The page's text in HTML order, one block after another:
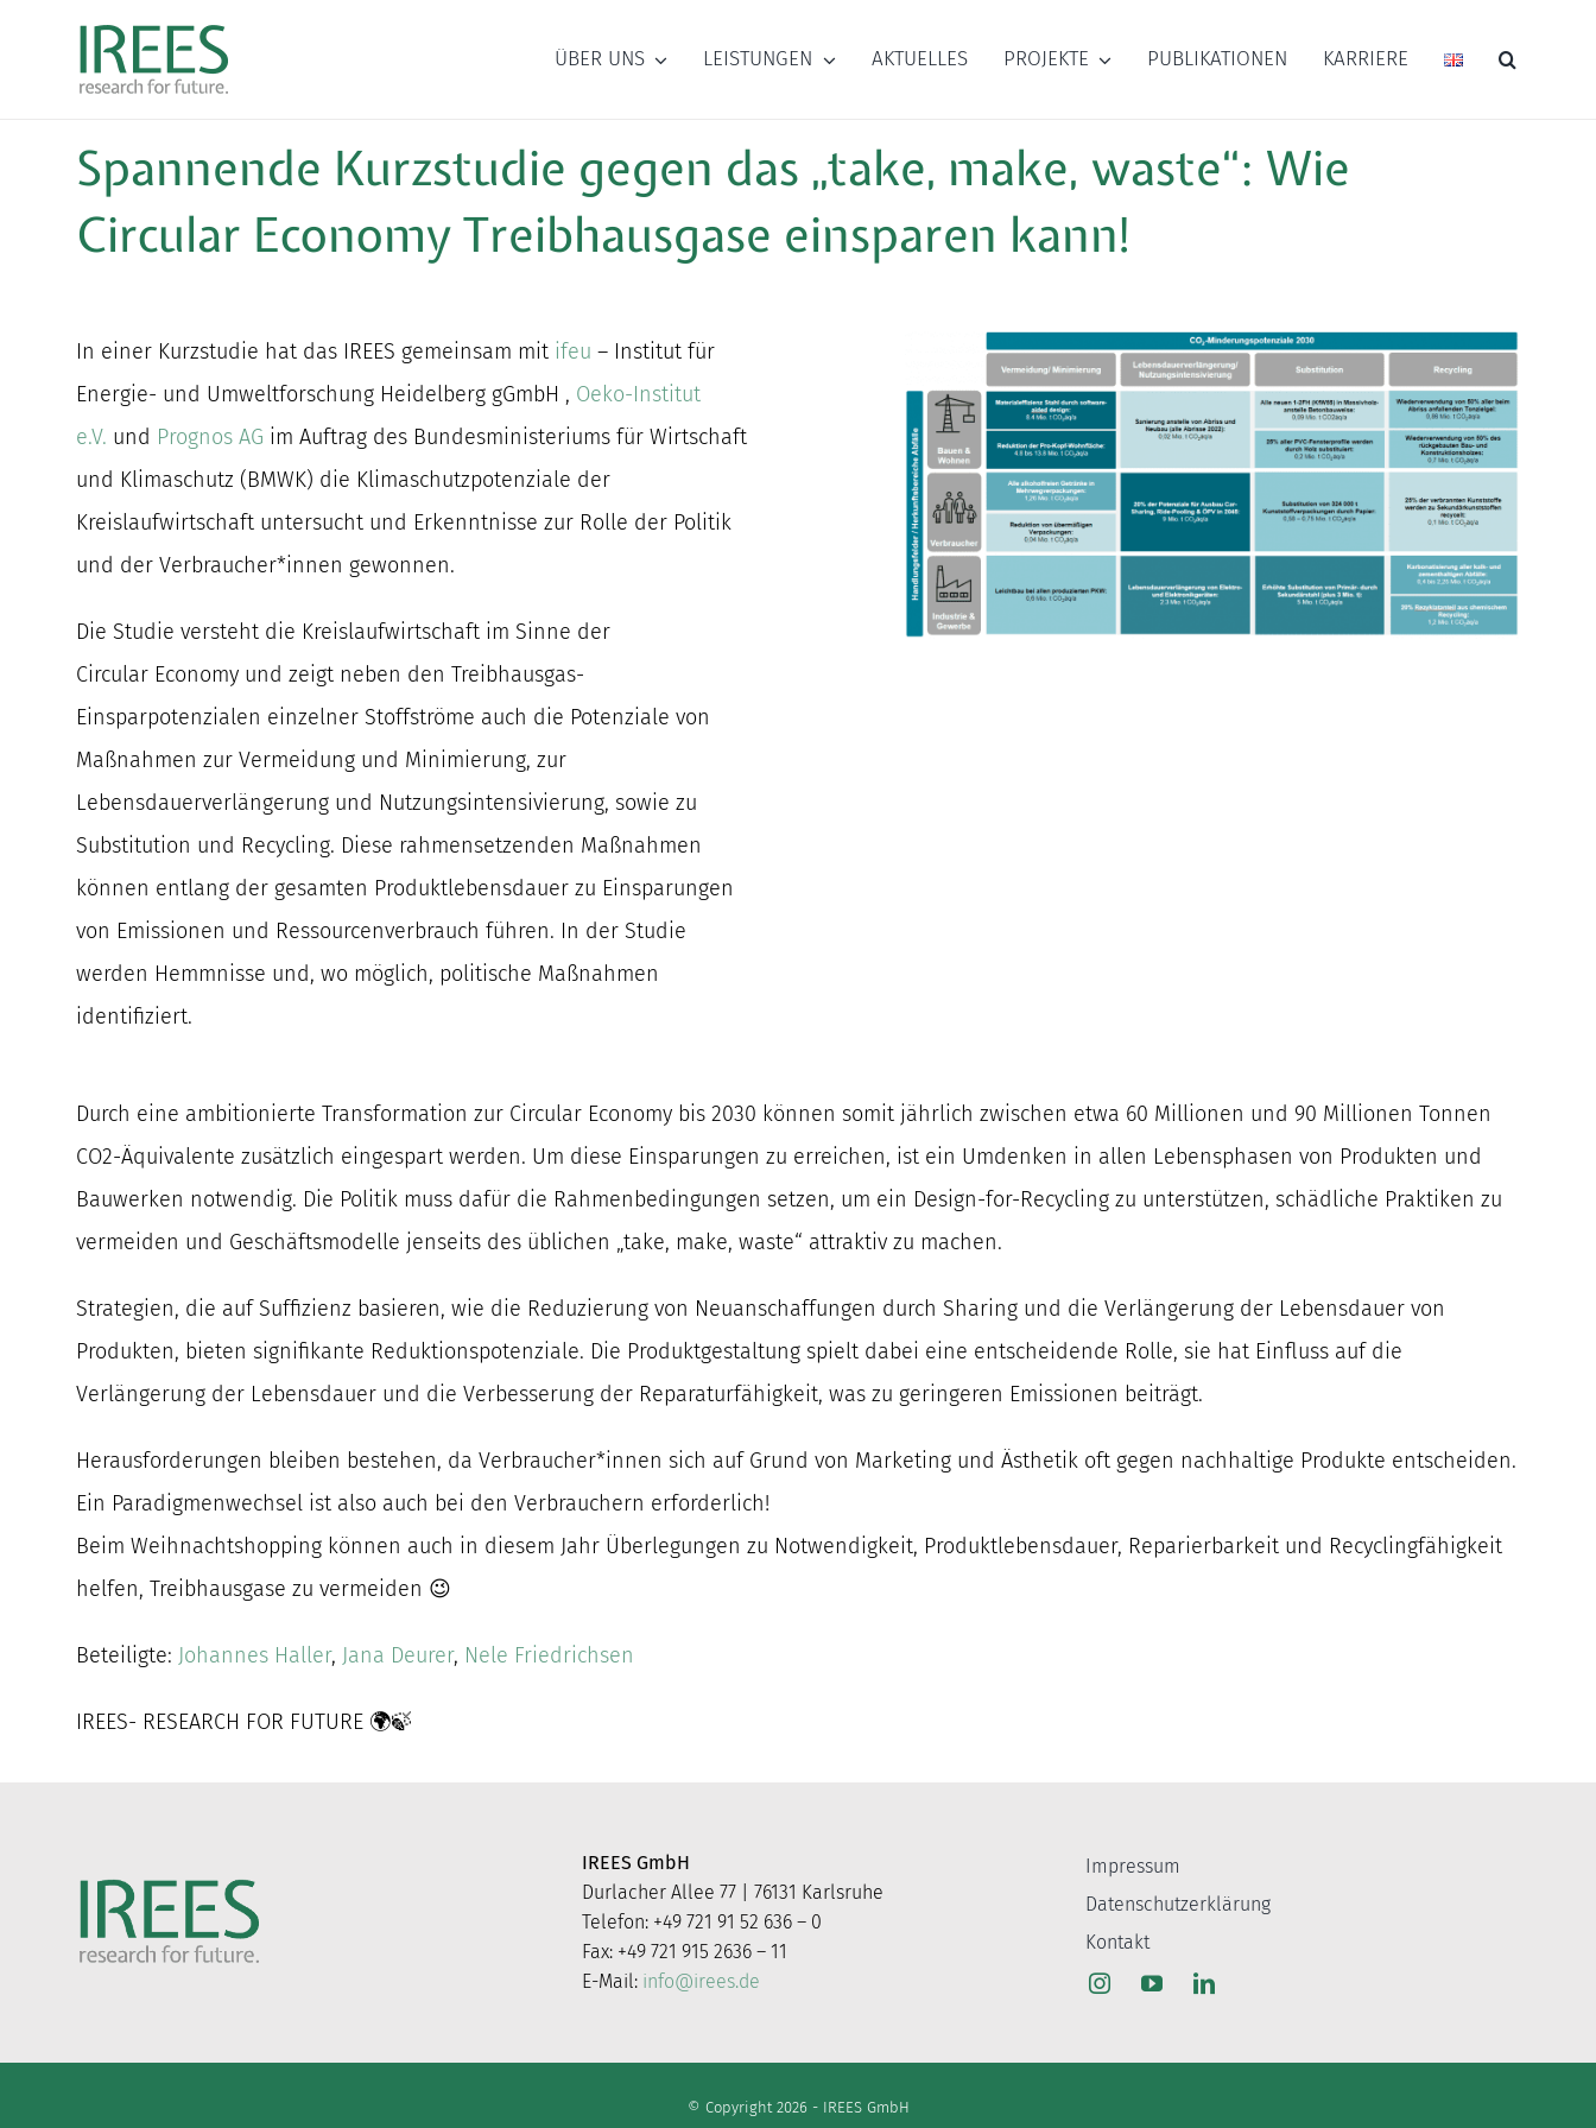
ÜBER UNS LEISTUNGEN AKTUELLES PROJEKTE PUBLIKATIONEN KARRIERE
Spannende Kurzstudie gegen das „take, make, waste“: Wie
Circular Economy Treibhausgase einsparen kann!
In einer Kurzstudie hat das IREES gemeinsam mit ifeu – Institut für
Energie- und Umweltforschung Heidelberg gGmbH , Oeko-Institut
e.V. und Prognos AG im Auftrag des Bundesministeriums für Wirtschaft
und Klimaschutz (BMWK) die Klimaschutzpotenziale der
Kreislaufwirtschaft untersucht und Erkenntnisse zur Rolle der Politik
und der Verbraucher*innen gewonnen.
Die Studie versteht die Kreislaufwirtschaft im Sinne der
Circular Economy und zeigt neben den Treibhausgas-
Einsparpotenzialen einzelner Stoffströme auch die Potenziale von
Maßnahmen zur Vermeidung und Minimierung, zur
Lebensdauerverlängerung und Nutzungsintensivierung, sowie zu
Substitution und Recycling. Diese rahmensetzenden Maßnahmen
können entlang der gesamten Produktlebensdauer zu Einsparungen
von Emissionen und Ressourcenverbrauch führen. In der Studie
werden Hemmnisse und, wo möglich, politische Maßnahmen
identifiziert.
Durch eine ambitionierte Transformation zur Circular Economy bis 2030 können somit jährlich zwischen etwa 60 Millionen und 90 Millionen Tonnen
CO2-Äquivalente zusätzlich eingespart werden. Um diese Einsparungen zu erreichen, ist ein Umdenken in allen Lebensphasen von Produkten und
Bauwerken notwendig. Die Politik muss dafür die Rahmenbedingungen setzen, um ein Design-for-Recycling zu unterstützen, schädliche Praktiken zu
vermeiden und Geschäftsmodelle jenseits des üblichen „take, make, waste“ attraktiv zu machen.
Strategien, die auf Suffizienz basieren, wie die Reduzierung von Neuanschaffungen durch Sharing und die Verlängerung der Lebensdauer von
Produkten, bieten signifikante Reduktionspotenziale. Die Produktgestaltung spielt dabei eine entscheidende Rolle, sie hat Einfluss auf die
Verlängerung der Lebensdauer und die Verbesserung der Reparaturfähigkeit, was zu geringeren Emissionen beiträgt.
Herausforderungen bleiben bestehen, da Verbraucher*innen sich auf Grund von Marketing und Ästhetik oft gegen nachhaltige Produkte entscheiden.
Ein Paradigmenwechsel ist also auch bei den Verbrauchern erforderlich!
Beim Weihnachtshopping können auch in diesem Jahr Überlegungen zu Notwendigkeit, Produktlebensdauer, Reparierbarkeit und Recyclingfähigkeit
helfen, Treibhausgase zu vermeiden 😉
Beteiligte: Johannes Haller, Jana Deurer, Nele Friedrichsen
IREES- RESEARCH FOR FUTURE 🌍🍃
IREES GmbH
Durlacher Allee 77 | 76131 Karlsruhe
Telefon: +49 721 91 52 636 – 0
Fax: +49 721 915 2636 – 11
E-Mail: info@irees.de
Impressum
Datenschutzerklärung
Kontakt
© Copyright 2026 - IREES GmbH